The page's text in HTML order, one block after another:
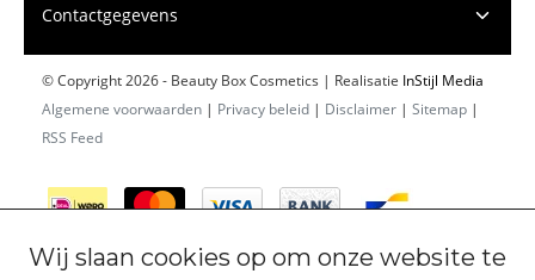
Contactgegevens
© Copyright 2026 - Beauty Box Cosmetics | Realisatie InStijl Media
Algemene voorwaarden | Privacy beleid | Disclaimer | Sitemap |
RSS Feed
Wij slaan cookies op om onze website te